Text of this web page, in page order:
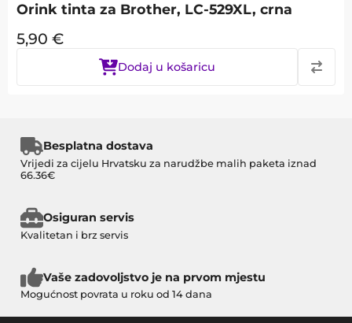
Orink tinta za Brother, LC-529XL, crna
5,90 €
Dodaj u košaricu
Besplatna dostava
Vrijedi za cijelu Hrvatsku za narudžbe malih paketa iznad
66.36€
Osiguran servis
Kvalitetan i brz servis
Vaše zadovoljstvo je na prvom mjestu
Mogućnost povrata u roku od 14 dana